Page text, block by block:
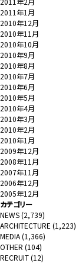
2011年1月
2010年12月
2010年11月
2010年10月
2010年9月
2010年8月
2010年7月
2010年6月
2010年5月
2010年4月
2010年3月
2010年2月
2010年1月
2009年12月
2008年11月
2007年11月
2006年12月
2005年12月
カテゴリー
NEWS(2,739)
ARCHITECTURE (1,223)
MEDIA(1,366)
OTHER (104)
RECRUIT(12)